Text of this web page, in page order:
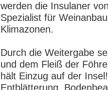
werden die Insulaner
Spezialist für
Klimazonen.
Durch die Weitergabe
und dem Fleiß der
hält Einzug auf der
Entblätterung,